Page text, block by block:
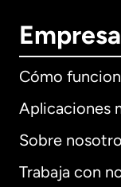
Empresa
Cómo
Aplicaciones
Sobre
Trabaja con